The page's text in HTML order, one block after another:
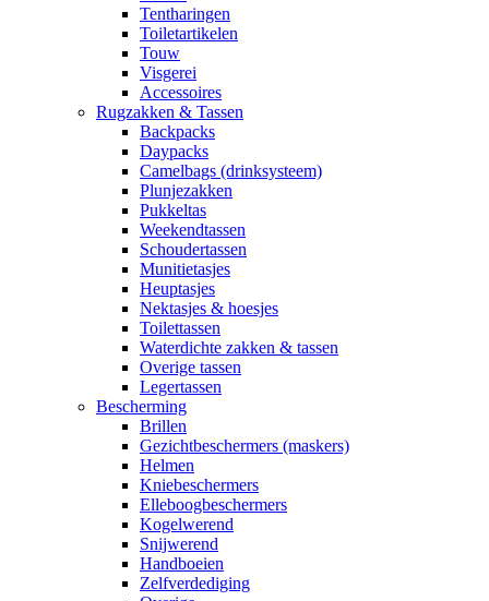
Tentharingen
Toiletartikelen
Touw
Visgerei
Accessoires
Rugzakken & Tassen
Backpacks
Daypacks
Camelbags (drinksysteem)
Plunjezakken
Pukkeltas
Weekendtassen
Schoudertassen
Munitietasjes
Heuptasjes
Nektasjes & hoesjes
Toilettassen
Waterdichte zakken & tassen
Overige tassen
Legertassen
Bescherming
Brillen
Gezichtbeschermers (maskers)
Helmen
Kniebeschermers
Elleboogbeschermers
Kogelwerend
Snijwerend
Handboeien
Zelfverdediging